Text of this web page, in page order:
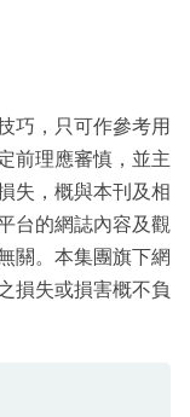
巧，只可作參考用
前理應審慎，並主
失，概與本刊及相
台的網誌內容及觀
關。本集團旗下網
損失或損害概不負